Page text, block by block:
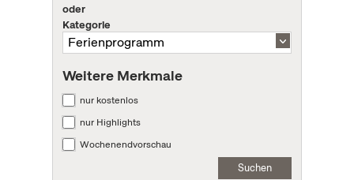
oder
Kategorie
Weitere Merkmale
nur kostenlos
nur Highlights
Wochenendvorschau
Suchen